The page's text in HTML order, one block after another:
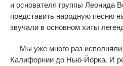
и основателя группы Леонида
представить народную песню
звучали в основном хиты
— Мы уже много раз исполняли
Калифорнии до Нью-Йорка. И